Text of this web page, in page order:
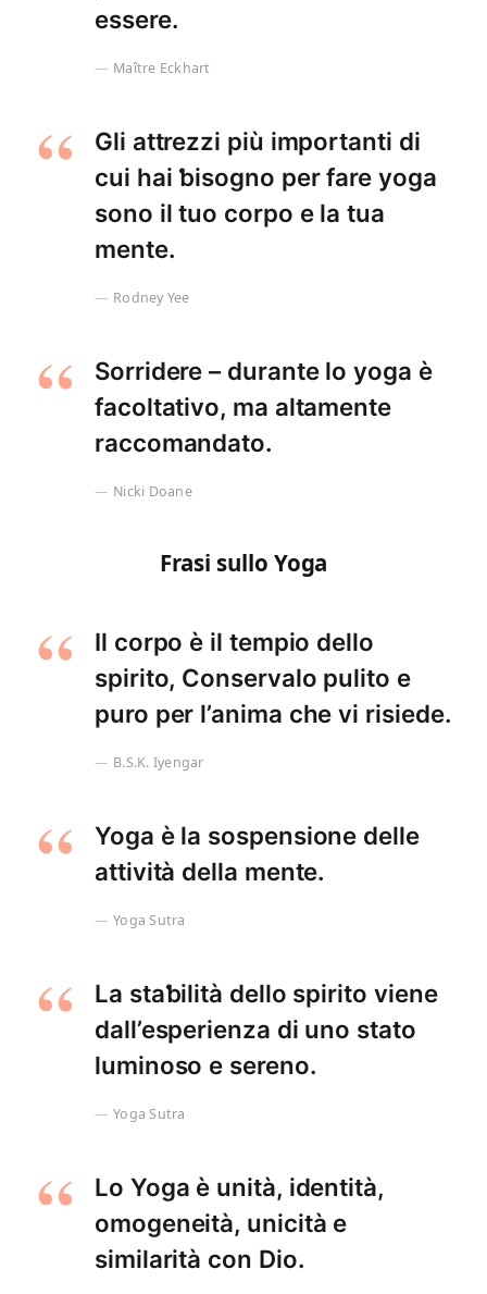
essere.
Maître Eckhart
Gli attrezzi più importanti di
cui hai ƅisogno per fare yoga
sono il tuo corpo e la tua
mente.
Rodney Yee
Sorridere – durante lo yoga è
facoltativo, ma altamente
raccomandato.
Nicki Doane
Frasi sullo Yoga
Il corpo è il tempio dello
spirito, Conservalo pulito e
puro per l’anima che vi risiede.
B.S.K. Iyengar
Yoga è la sospensione delle
attività della mente.
Yoga Sutra
La staƅilità dello spirito viene
dall’esperienza di uno stato
luminoso e sereno.
Yoga Sutra
Lo Yoga è unità, identità,
omogeneità, unicità e
similarità con Dio.